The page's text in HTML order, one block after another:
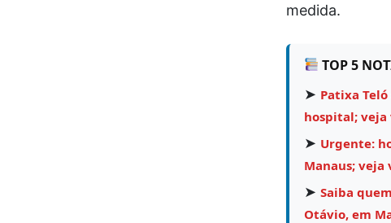
medida.
TOP 5
➤ Patixa
hospital; veja
➤ Urgente:
Manaus; veja
➤ Saiba
Otávio, em